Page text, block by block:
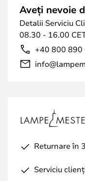
Aveți nevoie
Detalii Serviciu
08.30 - 16.00
+40 800 890
Returnare în
Serviciu